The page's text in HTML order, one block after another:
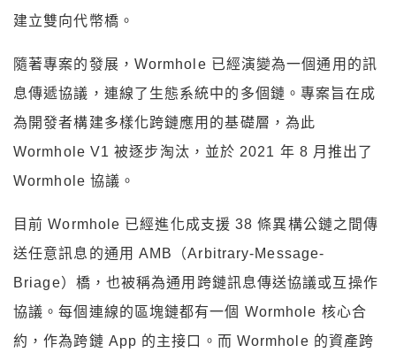
建立雙向代幣橋。
隨著專案的發展，Wormhole 已經演變為一個通用的訊
息傳遞協議，連線了生態系統中的多個鏈。專案旨在成
為開發者構建多樣化跨鏈應用的基礎層，為此
Wormhole V1 被逐步淘汰，並於 2021 年 8 月推出了
Wormhole 協議。
目前 Wormhole 已經進化成支援 38 條異構公鏈之間傳
送任意訊息的通用 AMB（Arbitrary-Message-
Briage）橋，也被稱為通用跨鏈訊息傳送協議或互操作
協議。每個連線的區塊鏈都有⼀個 Wormhole 核⼼合
約，作為跨鏈 App 的主接⼝。而 Wormhole 的資產跨